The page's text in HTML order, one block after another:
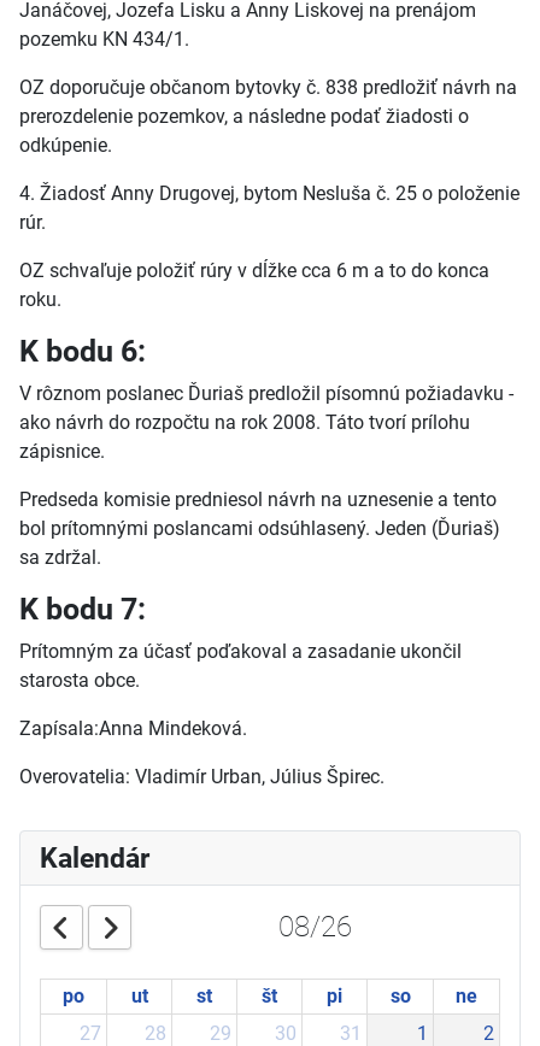
Janáčovej, Jozefa Lisku a Anny Liskovej na prenájom
pozemku KN 434/1.
OZ doporučuje občanom bytovky č. 838 predložiť návrh na
prerozdelenie pozemkov, a následne podať žiadosti o
odkúpenie.
4. Žiadosť Anny Drugovej, bytom Nesluša č. 25 o položenie
rúr.
OZ schvaľuje položiť rúry v dĺžke cca 6 m a to do konca
roku.
K bodu 6:
V rôznom poslanec Ďuriaš predložil písomnú požiadavku -
ako návrh do rozpočtu na rok 2008. Táto tvorí prílohu
zápisnice.
Predseda komisie predniesol návrh na uznesenie a tento
bol prítomnými poslancami odsúhlasený. Jeden (Ďuriaš)
sa zdržal.
K bodu 7:
Prítomným za účasť poďakoval a zasadanie ukončil
starosta obce.
Zapísala:Anna Mindeková.
Overovatelia: Vladimír Urban, Július Špirec.
Kalendár
08/26
po ut st št pi so
ne
27
28 29 30 31 1 2